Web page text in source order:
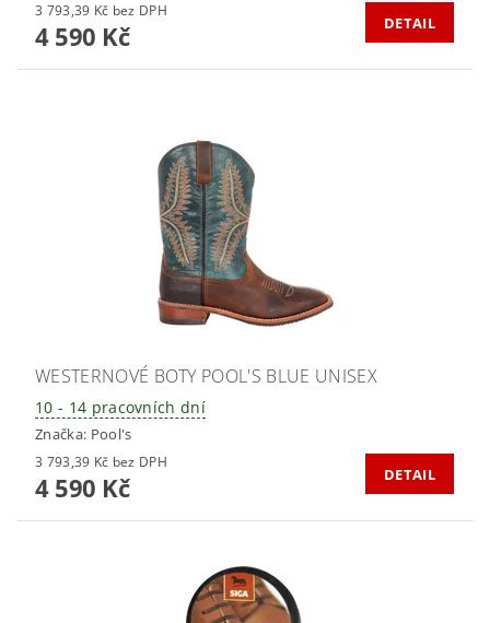
3 793,39 Kč bez DPH
4 590 Kč DETAIL
WESTERNOVÉ BOTY POOL'S BLUE UNISEX
10 - 14 pracovních dní
Značka: Pool's
3 793,39 Kč bez DPH
4 590 Kč DETAIL